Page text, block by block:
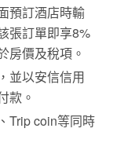
預訂酒店時輸
張訂單即享8%
房價及稅項。
並以安信信用
款。
Trip coin等同時